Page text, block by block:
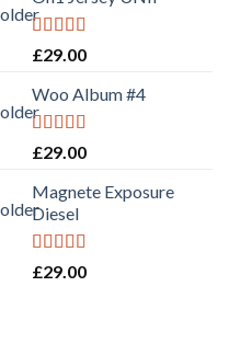
Rated5.00
£29.00
Woo Album #4
Rated5.00
£29.00
Magnete Exposure
Diesel
Rated5.00
£29.00